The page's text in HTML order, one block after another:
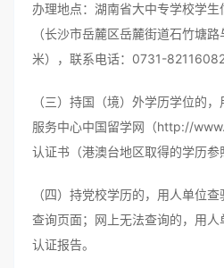
办理地点：湖南省大中专学校学
（长沙市岳麓区岳麓街道石竹塘
米），联系电话：0731-82116082
（三）持国（境）外学历学位的
服务中心中国留学网（http://
认证书（港澳台地区取得的学历参
（四）持党校学历的，用人单位
查询页面；网上无法查询的，用
认证报告。